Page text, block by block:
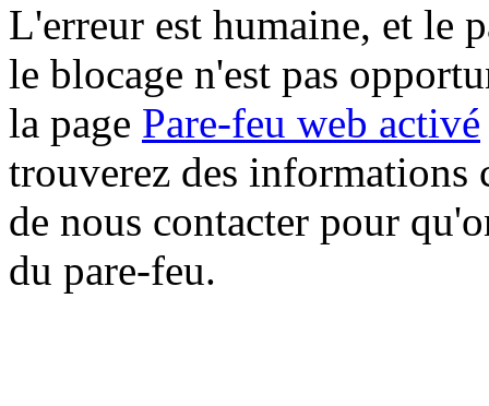
L'erreur est humaine, et le
le blocage n'est pas
la page Pare-feu web activé
trouverez des informations
de nous contacter pour
du pare-feu.